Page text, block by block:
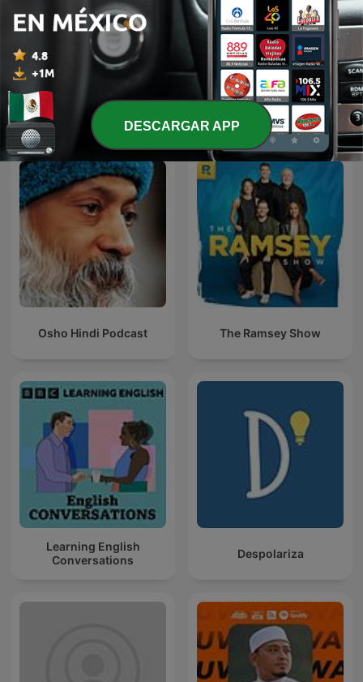
StarTalk Radio English, please
Más podcasts internacionales de
Educación
Osho Hindi Podcast The Ramsey Show
Learning English
Conversations
Despolariza
DESCARGAR APP